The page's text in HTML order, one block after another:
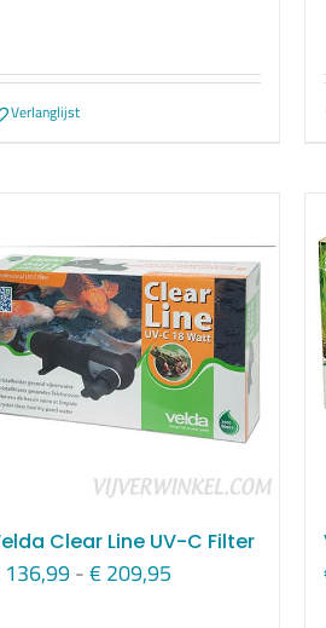
€ 359,00
Verlanglijst
Clear Line UV-C Filter
136,99-€209,95Prijsklasse: